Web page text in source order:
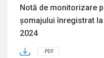
Notă de monitorizare
șomajului înregistrat la
2024
.PDF